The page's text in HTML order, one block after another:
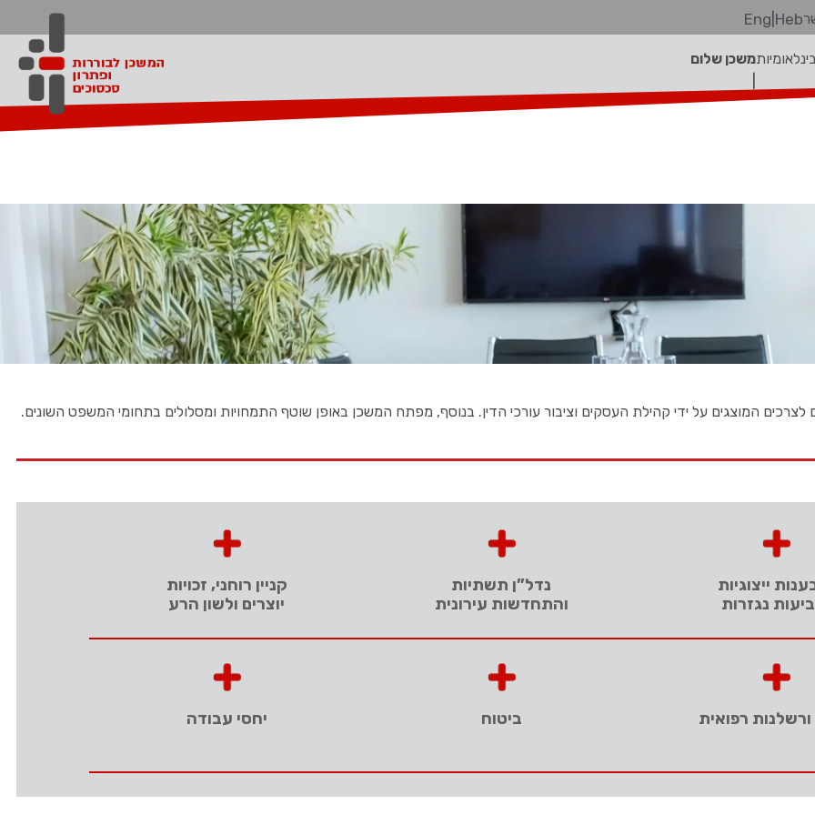
Heb
Eng
משכן שלום
המוצגים על ידי קהילת העסקים וציבור עורכי הדין. בנוסף, מפתח המשכן באופן שוטף התמחויות ומסלולים בתחומי המשפט השונים.
ייצוגיות
נגזרות
נדל”ן תשתיות
והתחדשות עירונית
קניין רוחני, זכויות
יוצרים ולשון הרע
ורשלנות רפואית ביטוח יחסי עבודה